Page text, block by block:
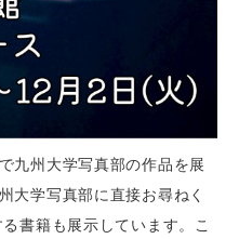
九州大学写真部の作品を展
大学写真部に直接お尋ねく
書籍も展示しています。こ